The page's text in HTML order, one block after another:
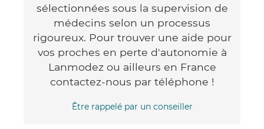
sélectionnées sous la supervision de
médecins selon un processus
rigoureux. Pour trouver une aide pour
vos proches en perte d'autonomie à
Lanmodez ou ailleurs en France
contactez-nous par téléphone !
Être rappelé par un conseiller